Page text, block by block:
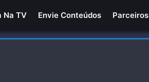
Na TV Envie Conteúdos Parceiros